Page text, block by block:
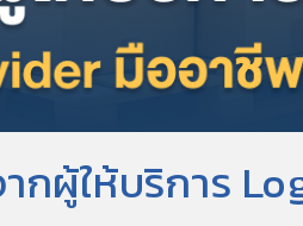
ผู้ให้บริการ